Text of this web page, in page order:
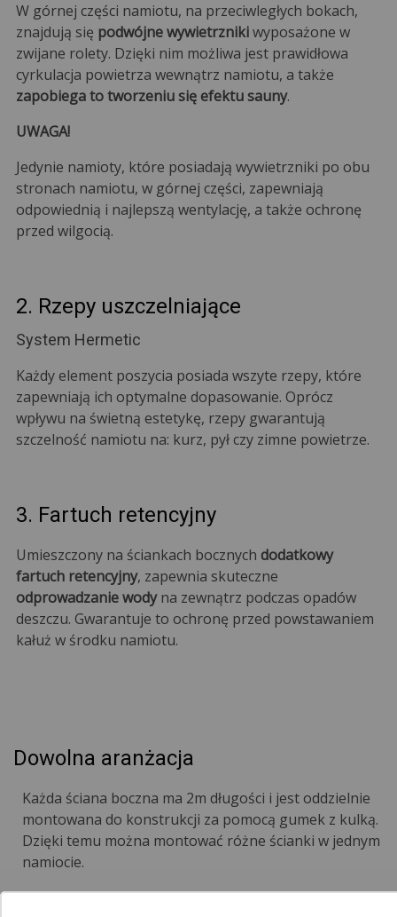
W górnej części namiotu, na przeciwległych bokach,
znajdują się podwójne wywietrznikiwyposażone w
zwijane rolety. Dzięki nim możliwa jest prawidłowa
cyrkulacja powietrza wewnątrz namiotu, a także
zapobiega to tworzeniu się efektu sauny.
UWAGA!
Jedynie namioty, które posiadają wywietrzniki po obu
stronach namiotu, w górnej części, zapewniają
odpowiednią i najlepszą wentylację, a także ochronę
przed wilgocią.
2. Rzepy uszczelniające
System Hermetic
Każdy element poszycia posiada wszyte rzepy, które
zapewniają ich optymalne dopasowanie. Oprócz
wpływu na świetną estetykę, rzepy gwarantują
szczelność namiotu na: kurz, pył czy zimne powietrze.
3. Fartuch retencyjny
Umieszczony na ściankach bocznych dodatkowy
fartuch retencyjny, zapewnia skuteczne
odprowadzanie wodyna zewnątrz podczas opadów
deszczu. Gwarantuje to ochronę przed powstawaniem
kałuż w środku namiotu.
Dowolna aranżacja
Każda ściana boczna ma 2m długości i jest oddzielnie
montowana do konstrukcji za pomocą gumek z kulką.
Dzięki temu można montować różne ścianki w jednym
namiocie.
Przykładowe konfiguracje na obrazku: